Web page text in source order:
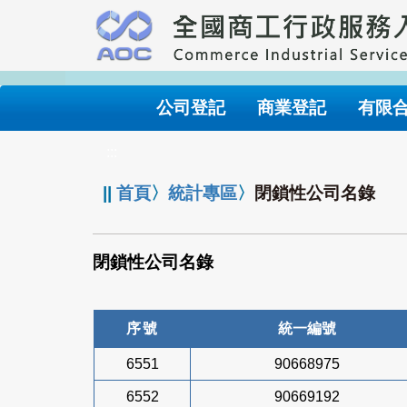
要
內
公司登記 商業登記 有限
||首頁〉統計專區〉 閉鎖性公司名錄
閉鎖性公司名錄
序號 統一編號
6551 90668975
6552 90669192